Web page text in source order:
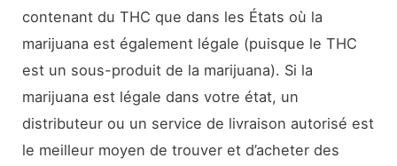
contenant du THC que dans les États où la
marijuana est également légale (puisque le THC
est un sous-produit de la marijuana). Si la
marijuana est légale dans votre état, un
distributeur ou un service de livraison autorisé est
le meilleur moyen de trouver et d’acheter des